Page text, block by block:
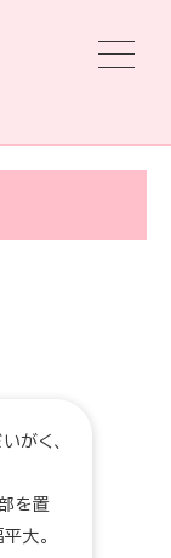
がく、
を置
大。